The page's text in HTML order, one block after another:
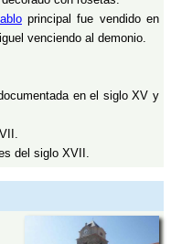
principal fue vendido en
venciendo al demonio.
en el siglo XV y
del siglo XVII.